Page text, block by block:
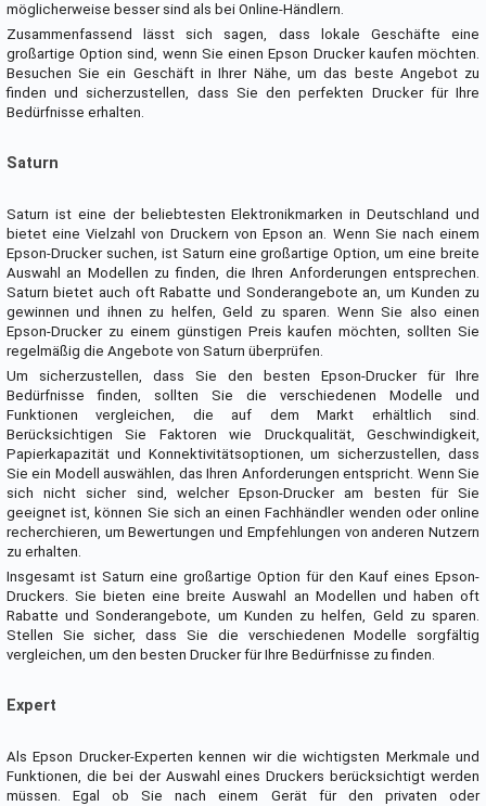
möglicherweise besser sind als bei Online-Händlern.
Zusammenfassend lässt sich sagen, dass lokale Geschäfte eine
großartige Option sind, wenn Sie einen Epson Drucker kaufen möchten.
Besuchen Sie ein Geschäft in Ihrer Nähe, um das beste Angebot zu
finden und sicherzustellen, dass Sie den perfekten Drucker für Ihre
Bedürfnisse erhalten.
Saturn
Saturn ist eine der beliebtesten Elektronikmarken in Deutschland und
bietet eine Vielzahl von Druckern von Epson an. Wenn Sie nach einem
Epson-Drucker suchen, ist Saturn eine großartige Option, um eine breite
Auswahl an Modellen zu finden, die Ihren Anforderungen entsprechen.
Saturn bietet auch oft Rabatte und Sonderangebote an, um Kunden zu
gewinnen und ihnen zu helfen, Geld zu sparen. Wenn Sie also einen
Epson-Drucker zu einem günstigen Preis kaufen möchten, sollten Sie
regelmäßig die Angebote von Saturn überprüfen.
Um sicherzustellen, dass Sie den besten Epson-Drucker für Ihre
Bedürfnisse finden, sollten Sie die verschiedenen Modelle und
Funktionen vergleichen, die auf dem Markt erhältlich sind.
Berücksichtigen Sie Faktoren wie Druckqualität, Geschwindigkeit,
Papierkapazität und Konnektivitätsoptionen, um sicherzustellen, dass
Sie ein Modell auswählen, das Ihren Anforderungen entspricht. Wenn Sie
sich nicht sicher sind, welcher Epson-Drucker am besten für Sie
geeignet ist, können Sie sich an einen Fachhändler wenden oder online
recherchieren, um Bewertungen und Empfehlungen von anderen Nutzern
zu erhalten.
Insgesamt ist Saturn eine großartige Option für den Kauf eines Epson-
Druckers. Sie bieten eine breite Auswahl an Modellen und haben oft
Rabatte und Sonderangebote, um Kunden zu helfen, Geld zu sparen.
Stellen Sie sicher, dass Sie die verschiedenen Modelle sorgfältig
vergleichen, um den besten Drucker für Ihre Bedürfnisse zu finden.
Expert
Als Epson Drucker-Experten kennen wir die wichtigsten Merkmale und
Funktionen, die bei der Auswahl eines Druckers berücksichtigt werden
müssen. Egal ob Sie nach einem Gerät für den privaten oder